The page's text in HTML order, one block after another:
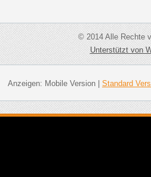
© 2014 Alle Rechte
Unterstützt von
Anzeigen: Mobile Version| Standard